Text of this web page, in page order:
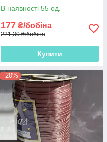
В наявності 55 од.
177 ₴/бобіна
221,30 ₴/бобіна
Купити
–20%